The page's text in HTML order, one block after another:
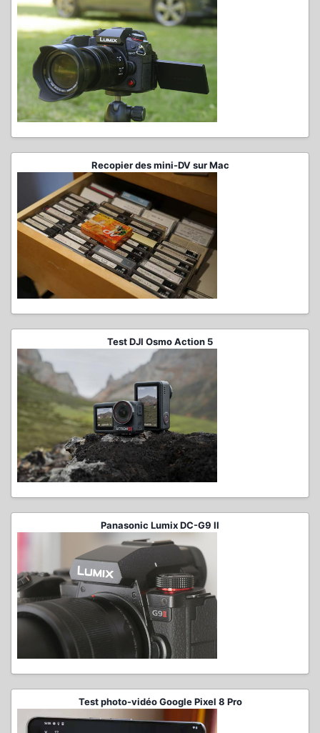
Recopier des mini-DV sur Mac
Test DJI Osmo Action 5
Panasonic Lumix DC-G9 II
Test photo-vidéo Google Pixel 8 Pro